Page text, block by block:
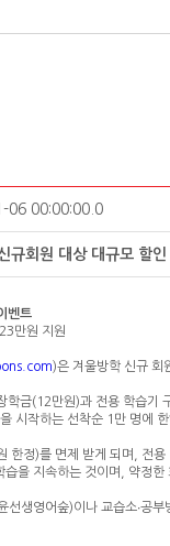
06 00:00:00.0
규회원 대상 대규모 할인
벤트
만원 지원
)은 겨울방학 신규 회
학금(12만원)과 전용 학습
시작하는 선착순 1만 명에
한정)를 면제 받게 되며, 전
을 지속하는 것이며, 약정
선생영어숲)이나 교습소∙공